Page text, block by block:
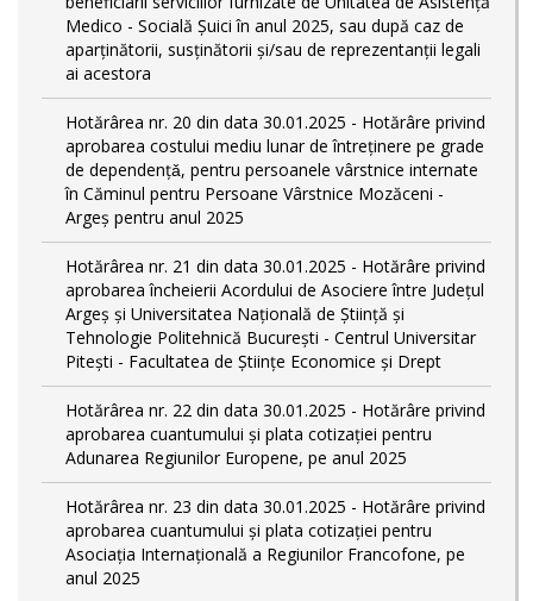
Medico - Socială Șuici în anul 2025, sau după caz de
aparținătorii, susținătorii și/sau de reprezentanții legali
ai acestora
Hotărârea nr. 20 din data 30.01.2025 - Hotărâre privind
aprobarea costului mediu lunar de întreţinere pe grade
de dependențǎ, pentru persoanele vârstnice internate
în Căminul pentru Persoane Vârstnice Mozăceni -
Argeș pentru anul 2025
Hotărârea nr. 21 din data 30.01.2025 - Hotărâre privind
aprobarea încheierii Acordului de Asociere între Județul
Argeș și Universitatea Națională de Știință și
Tehnologie Politehnică București - Centrul Universitar
Pitești - Facultatea de Științe Economice și Drept
Hotărârea nr. 22 din data 30.01.2025 - Hotărâre privind
aprobarea cuantumului și plata cotizației pentru
Adunarea Regiunilor Europene, pe anul 2025
Hotărârea nr. 23 din data 30.01.2025 - Hotărâre privind
aprobarea cuantumului și plata cotizației pentru
Asociația Internațională a Regiunilor Francofone, pe
anul 2025